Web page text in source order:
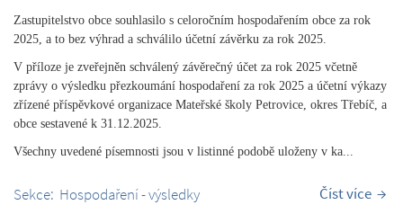
Zastupitelstvo obce souhlasilo s celoročním hospodařením obce za rok
2025, a to bez výhrad a schválilo účetní závěrku za rok 2025.
V příloze je zveřejněn schválený závěrečný účet za rok 2025 včetně
zprávy o výsledku přezkoumání hospodaření za rok 2025 a účetní výkazy
zřízené příspěvkové organizace Mateřské školy Petrovice, okres Třebíč, a
obce sestavené k 31.12.2025.
Všechny uvedené písemnosti jsou v listinné podobě uloženy v ka...
Sekce: Hospodaření - výsledky Číst více